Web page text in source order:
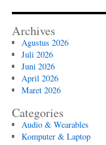
Archives
Agustus 2026
Juli 2026
Juni 2026
April 2026
Maret 2026
Categories
Audio & Wearables
Komputer & Laptop